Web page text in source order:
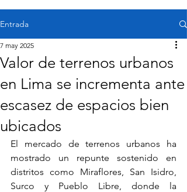
Entrada
Valor de terrenos urbanos
en Lima se incrementa ante
escasez de espacios bien
ubicados
7 may 2025
El mercado de terrenos urbanos ha
mostrado un repunte sostenido en
distritos como Miraflores, San Isidro,
Surco y Pueblo Libre, donde la